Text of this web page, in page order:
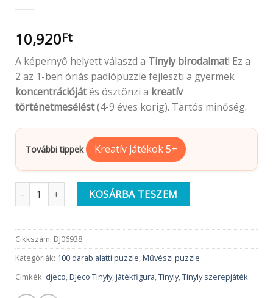
10,920Ft
A képernyő helyett válaszd a Tinyly birodalmat! Ez a
2 az 1-ben óriás padlópuzzle fejleszti a gyermek
koncentrációjátés ösztönzi a kreatív
történetmesélést(4-9 éves korig). Tartós minőség.
További tippek Kreatív játékok 5+
Djeco Tinyly Óriás Padló puzzle | Puzzl'Up Lily , 33 db
KOSÁRBA TESZEM
Cikkszám: DJ06938
Kategóriák: 100 darab alatti puzzle,Művészi puzzle
Címkék: djeco,Djeco Tinyly,játékfigura,Tinyly,Tinyly szerepjáték